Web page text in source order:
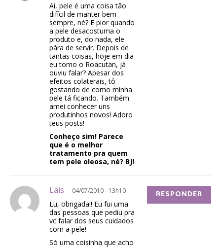
Ai, pele é uma coisa tão
difícil de manter bem
sempre, né? E pior quando
a pele desacostuma o
produto e, do nada, ele
pára de servir. Depois de
tantas coisas, hoje em dia
eu tomo o Roacutan, já
ouviu falar? Apesar dos
efeitos colaterais, tô
gostando de como minha
pele tá ficando. Também
amei conhecer uns
produtinhos novos! Adoro
teus posts!
Conheço sim! Parece
que é o melhor
tratamento pra quem
tem pele oleosa, né? BJ!
Laís 04/07/2010 - 13h10
Lu, obrigada!! Eu fui uma
das pessoas que pediu pra
vc falar dos seus cuidados
com a pele!
Só uma coisinha que acho
RESPONDER